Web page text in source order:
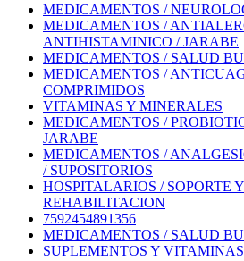
MEDICAMENTOS /
MEDICAMENTOS /
ANTIHISTAMINICO / JARABE
MEDICAMENTOS / SALUD
MEDICAMENTOS /
COMPRIMIDOS
VITAMINAS Y MINERALES
MEDICAMENTOS /
JARABE
MEDICAMENTOS /
/ SUPOSITORIOS
HOSPITALARIOS / SOPORTE
REHABILITACION
7592454891356
MEDICAMENTOS / SALUD
SUPLEMENTOS Y VITAMINAS